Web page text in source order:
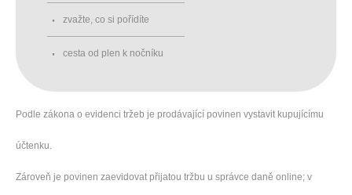
zvažte, co si pořídíte
cesta od plen k nočníku
Podle zákona o evidenci tržeb je prodávající povinen vystavit kupujícímu
účtenku.
Zároveň je povinen zaevidovat přijatou tržbu u správce daně online; v